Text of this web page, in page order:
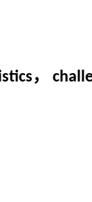
，